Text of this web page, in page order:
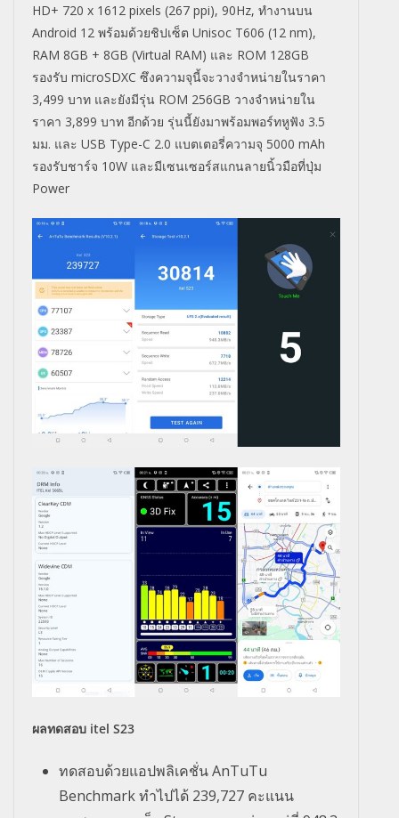
HD+ 720 x 1612 pixels (267 ppi), 90Hz, ทำงานบน
Android 12 พร้อมด้วยชิปเซ็ต Unisoc T606 (12 nm),
RAM 8GB + 8GB (Virtual RAM) และ ROM 128GB
รองรับ microSDXC ซึงความจุนี้จะวางจำหน่ายในราคา
3,499 บาท และยังมีรุ่น ROM 256GB วางจำหน่ายใน
ราคา 3,899 บาท อีกด้วย รุ่นนี้ยังมาพร้อมพอร์ทหูฟัง 3.5
มม. และ USB Type-C 2.0 แบตเตอรี่ความจุ 5000 mAh
รองรับชาร์จ 10W และมีเซนเซอร์สแกนลายนิ้วมือที่ปุ่ม
Power
ผลทดสอบ itel S23
ทดสอบด้วยแอปพลิเคชั่น AnTuTu
Benchmark ทำไปได้ 239,727 คะแนน